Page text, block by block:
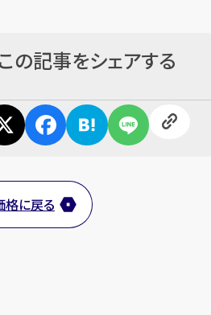
この記事をシェアする
格に戻る